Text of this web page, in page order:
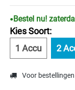
Bestel nu!
Kies Soort:
1 Accu
2
Voor